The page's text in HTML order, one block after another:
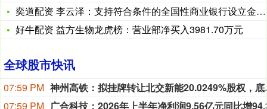
奕道配资 李云泽：支持符合条件的全国性商业银行设立金融资产投
好牛配资 益方生物龙虎榜：营业部净买入3981.70万元
全球股市快讯
07:59 PM
神州高
07:59 PM